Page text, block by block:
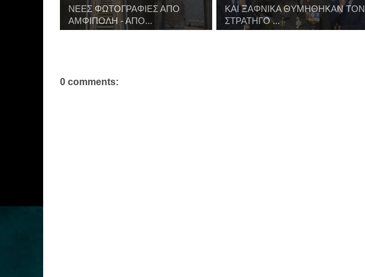
ΝΕΕΣ ΦΩΤΟΓΡΑΦΙΕΣ ΑΠΟ
ΑΜΦΙΠΟΛΗ - ΑΠΟ...
ΚΑΙ ΞΑΦΝΙΚΑ ΘΥΜΗΘΗΚΑΝ ΤΟΝ
ΣΤΡΑΤΗΓΟ ...
0 comments: